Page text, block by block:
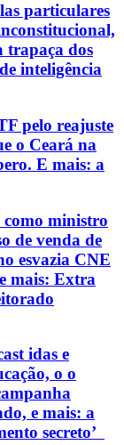
particulares
trapaça dos
inteligência
pelo reajuste
o Ceará na
E mais: a
como ministro
de venda de
esvazia CNE
mais: Extra
idas e
o o
e mais: a
secreto’